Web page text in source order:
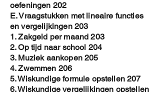
oefeningen 202
E. Vraagstukken met lineaire functies
en vergelijkingen 203
1. Zakgeld per maand 203
2. Op tijd naar school 204
3. Muziek aankopen 205
4. Zwemmen 206
5. Wiskundige formule opstellen 207
6. Wiskundige vergelijkingen opstellen